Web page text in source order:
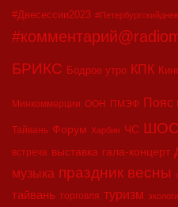
#Двесессии2023
БРИКС Бодрое утро КПК
Минкоммерции ООН ПМЭФ Пояс
Тайвань Форум Харбин ЧС ШОС
встреча выставка гала-концерт
музыка праздник весны
тайвань торговля туризм